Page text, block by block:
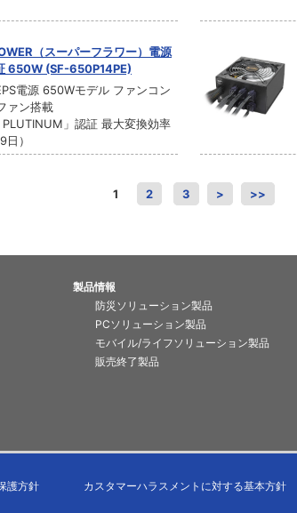
（スーパーフラワー）電源
650W (SF-650P14PE)
電源 650Wモデル ファンコン
ァン搭載
」認証 最大変換効率
）
1 2 3 > >>
製品情報
防災ソリューション製品
PCソリューション製品
モバイル/ライフソリューション製品
販売終了製品
護方針 カスタマーハラスメントに対する基本方針